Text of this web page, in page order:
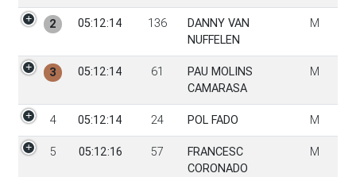
2 05:12:14 136
DANNY VAN
NUFFELEN
M
3 05:12:14 61
PAU MOLINS
CAMARASA
M
4 05:12:14 24 POL FADO M
5 05:12:16 57
FRANCESC
CORONADO
M